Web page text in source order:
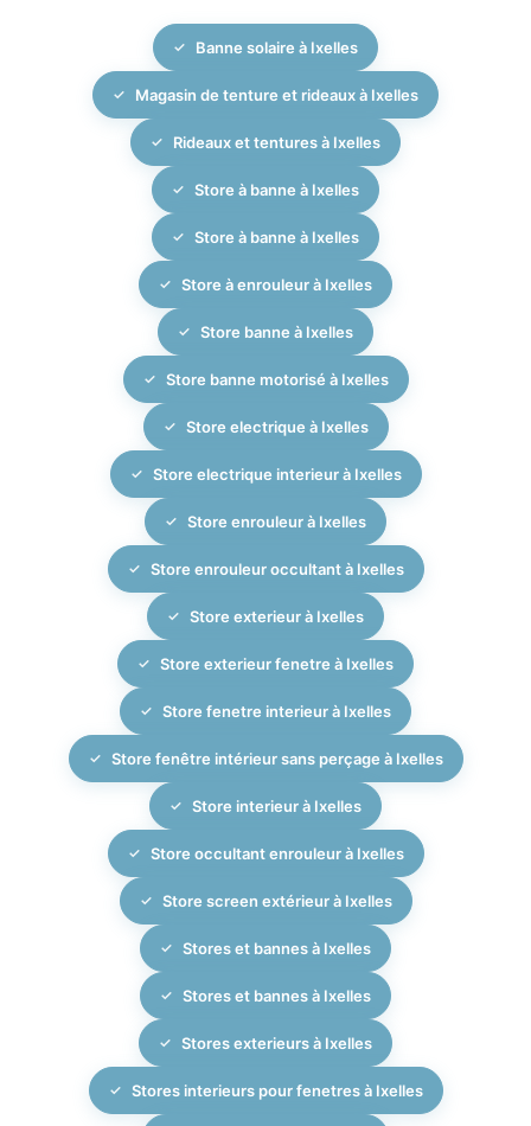
et les finitions pour une décoration élégante et
fonctionnelle.
solutions d’occultation haut de gamme, ce qui nous
permet de proposer une approche globale et
cohérente de l’habillage de vos fenêtres. Nous
travaillons sur rendez-vous afin de vous offrir un
accompagnement personnalisé, du premier conseil à
la pose finale.
Banne solaire à Ixelles
Magasin de tenture et rideaux à Ixelles
Rideaux et tentures à Ixelles
Store à banne à Ixelles
Store à banne à Ixelles
Store à enrouleur à Ixelles
Store banne à Ixelles
Store banne motorisé à Ixelles
Store electrique à Ixelles
Store electrique interieur à Ixelles
Store enrouleur à Ixelles
Store enrouleur occultant à Ixelles
Store exterieur à Ixelles
Store exterieur fenetre à Ixelles
Store fenetre interieur à Ixelles
Store fenêtre intérieur sans perçage à Ixelles
Store interieur à Ixelles
Store occultant enrouleur à Ixelles
Store screen extérieur à Ixelles
Stores et bannes à Ixelles
Stores et bannes à Ixelles
Stores exterieurs à Ixelles
Stores interieurs pour fenetres à Ixelles